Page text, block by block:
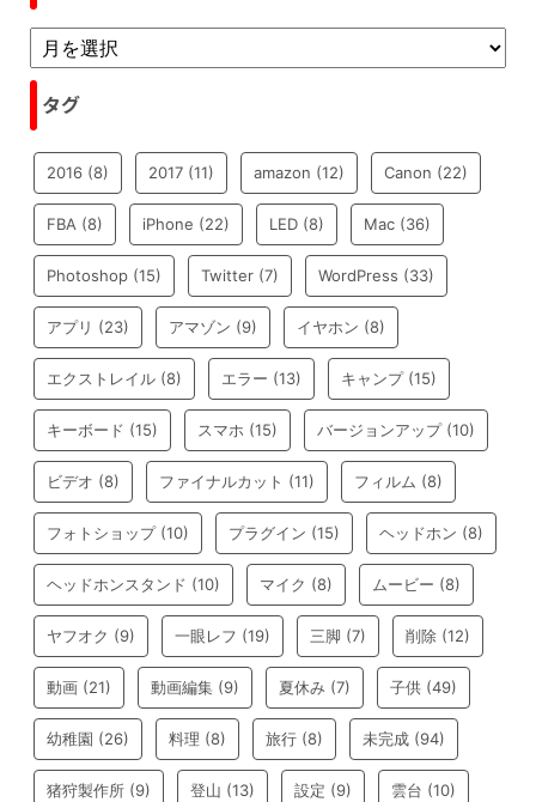
タグ
2016 (8) 2017 (11) amazon (12) Canon (22)
FBA (8) iPhone (22) LED (8) Mac (36)
Photoshop (15) Twitter (7) WordPress (33)
アプリ (23) アマゾン (9) イヤホン (8)
エクストレイル (8) エラー (13) キャンプ(15)
キーボード (15) スマホ (15) バージョンアップ(10)
ビデオ (8) ファイナルカット (11) フィルム (8)
フォトショップ(10) プラグイン (15) ヘッドホン (8)
ヘッドホンスタンド (10) マイク (8) ムービー (8)
ヤフオク (9) 一眼レフ (19) 三脚 (7) 削除 (12)
動画 (21) 動画編集 (9) 夏休み (7) 子供 (49)
幼稚園 (26) 料理 (8) 旅行 (8) 未完成 (94)
猪狩製作所 (9) 登山 (13) 設定 (9) 雲台 (10)